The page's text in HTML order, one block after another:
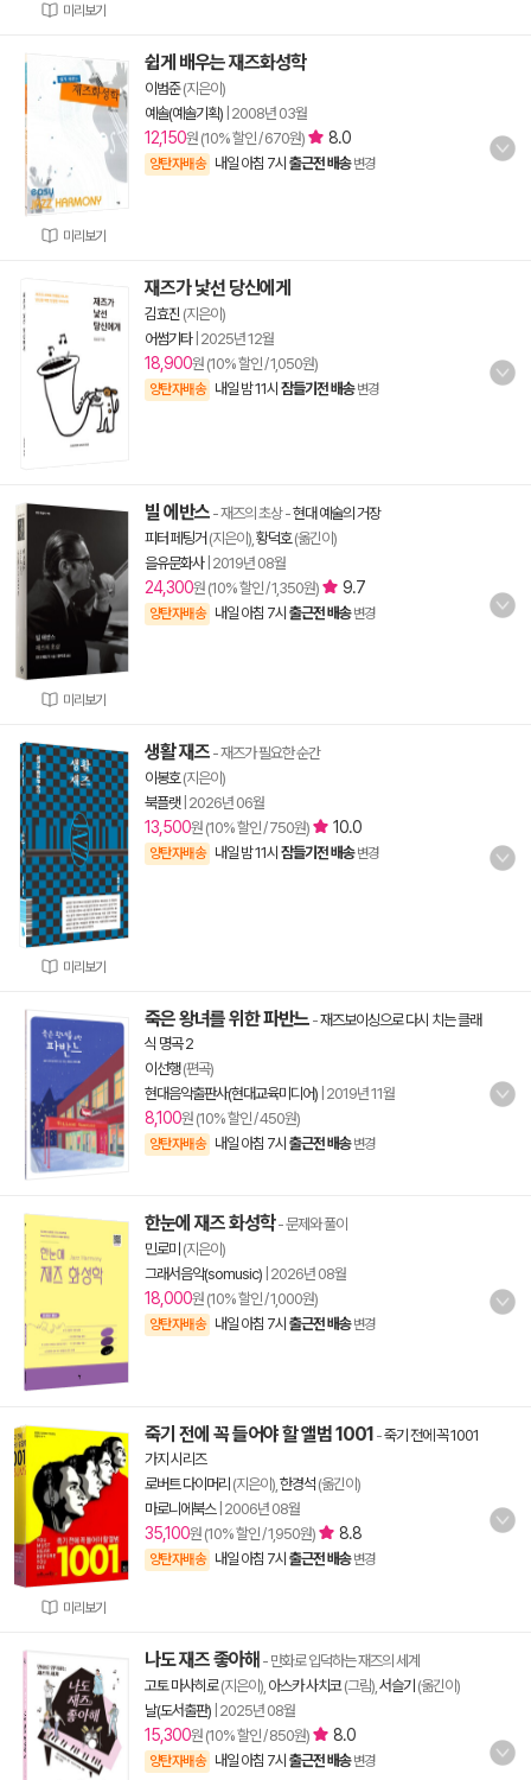
미리보기
미리보기
쉽게 배우는 재즈화성학
이범준(지은이)
예솔(예솔기획) 2008년 03월
12,150원 (10% 할인 / 670원) 8.0
양탄자배송 내일 아침 7시 출근전 배송 변경
재즈가 낯선 당신에게
김효진 (지은이)
어썸기타| 2025년 12월
18,900원 (10% 할인 / 1,050원)
양탄자배송 내일 밤 11시 잠들기전 배송 변경
미리보기
빌 에반스 - 재즈의 초상-현대 예술의 거장
피터 페팅거 (지은이), 황덕호(옮긴이)
을유문화사| 2019년 08월
24,300원 (10% 할인 / 1,350원) 9.7
양탄자배송 내일 아침 7시 출근전 배송 변경
미리보기
생활 재즈 - 재즈가 필요한 순간
이봉호(지은이)
북플랫| 2026년 06월
13,500원 (10% 할인 / 750원) 10.0
양탄자배송 내일 밤 11시 잠들기전 배송 변경
죽은 왕녀를 위한 파반느 -재즈보이싱으로 다시 치는 클래
식 명곡 2
이선행(편곡)
현대음악출판사(현대교육미디어) 2019년 11월
8,100원 (10% 할인 / 450원)
양탄자배송 내일 아침 7시 출근전 배송 변경
한눈에 재즈 화성학- 문제와 풀이
민로미 (지은이)
그래서음악(somusic) 2026년 08월
18,000원 (10% 할인 / 1,000원)
양탄자배송 내일 아침 7시 출근전 배송 변경
미리보기
죽기 전에 꼭 들어야 할 앨범 1001 -죽기 전에 꼭 1001
가지 시리즈
로버트 다이머리 (지은이), 한경석 (옮긴이)
마로니에북스| 2006년 08월
35,100원 (10% 할인 / 1,950원) 8.8
양탄자배송 내일 아침 7시 출근전 배송 변경
나도 재즈 좋아해 - 만화로 입덕하는 재즈의 세계
고토 마사히로(지은이), 아스카 사치코(그림), 서슬기 (옮긴이)
날(도서출판) 2025년 08월
15,300원 (10% 할인 / 850원) 8.0
양탄자배송 내일 아침 7시 출근전 배송 변경